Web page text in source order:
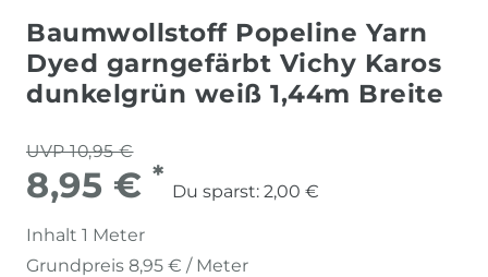
Baumwollstoff Popeline Yarn
Dyed garngefärbt Vichy Karos
dunkelgrün weiß 1,44m Breite
UVP 10,95 €
8,95 € *
Du sparst: 2,00 €
Inhalt 1 Meter
Grundpreis 8,95 € / Meter